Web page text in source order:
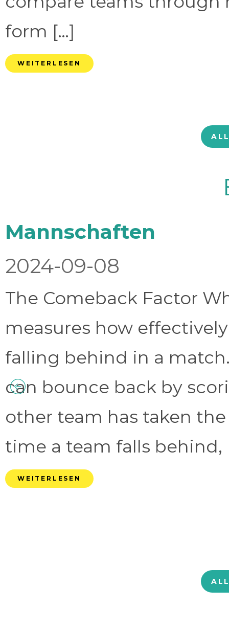
form […]
WEITERLESEN
Mannschaften
2024-09-08
The Comeback Factor
measures how
falling behind in a
can bounce back by
other team has taken
time a team falls behind,
WEITERLESEN